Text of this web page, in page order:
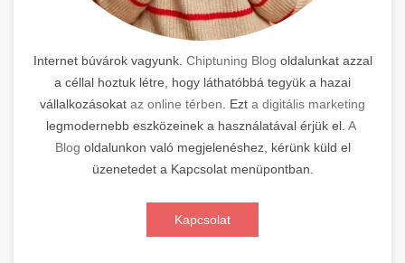
Internet búvárok vagyunk. Chiptuning Blog oldalunkat azzal
a céllal hoztuk létre, hogy láthatóbbá tegyük a hazai
vállalkozásokat az online térben . Ezt a digitális marketing
legmodernebb eszközeinek a használatával érjük el. A
Blog oldalunkon való megjelenéshez, kérünk küld el
üzenetedet a Kapcsolat menüpontban.
Kapcsolat